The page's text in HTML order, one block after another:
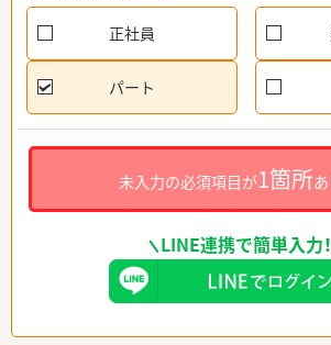
正社員
パート
未入力の必須項目が1箇所
LINE連携で簡単入力！